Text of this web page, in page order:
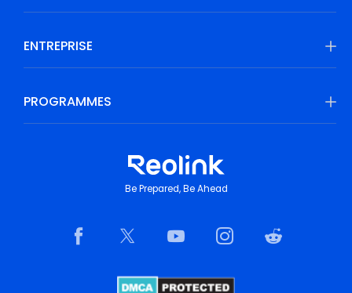
ENTREPRISE
PROGRAMMES
Be Prepared, Be Ahead